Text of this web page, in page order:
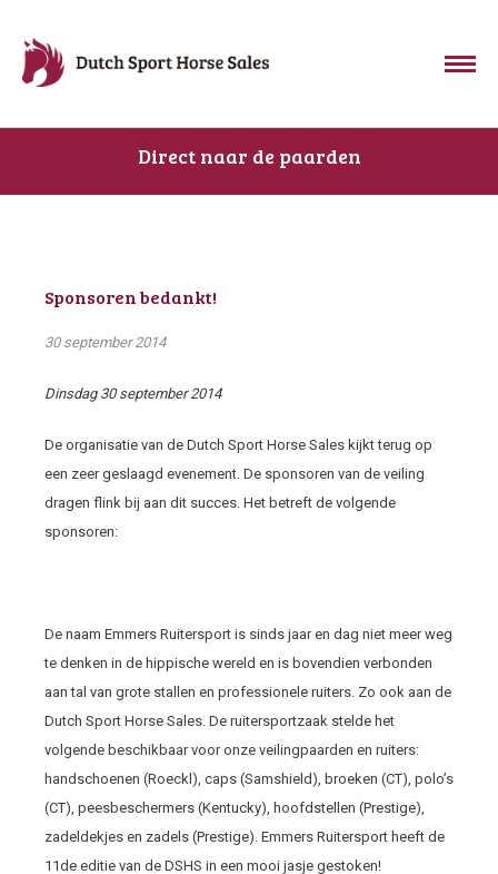
Direct naar de paarden
Sponsoren bedankt!
30 september 2014
Dinsdag 30 september 2014
De organisatie van de Dutch Sport Horse Sales kijkt terug op
een zeer geslaagd evenement. De sponsoren van de veiling
dragen flink bij aan dit succes. Het betreft de volgende
sponsoren:
De naam Emmers Ruitersport is sinds jaar en dag niet meer weg
te denken in de hippische wereld en is bovendien verbonden
aan tal van grote stallen en professionele ruiters. Zo ook aan de
Dutch Sport Horse Sales. De ruitersportzaak stelde het
volgende beschikbaar voor onze veilingpaarden en ruiters:
handschoenen (Roeckl), caps (Samshield), broeken (CT), polo’s
(CT), peesbeschermers (Kentucky), hoofdstellen (Prestige),
zadeldekjes en zadels (Prestige). Emmers Ruitersport heeft de
11de editie van de DSHS in een mooi jasje gestoken!